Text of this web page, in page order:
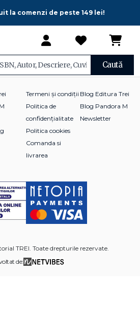
la comenzi de peste 149 lei!
Caută
Termeni și condiții
Politica de
confidențialitate
Politica cookies
Comanda si
livrarea
Blog Editura Trei
Blog Pandora M
Newsletter
TREI. Toate drepturile rezervate.
de: